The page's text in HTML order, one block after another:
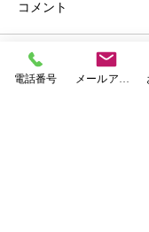
外壁・屋根
コメント
コメントを追加…
電話番号